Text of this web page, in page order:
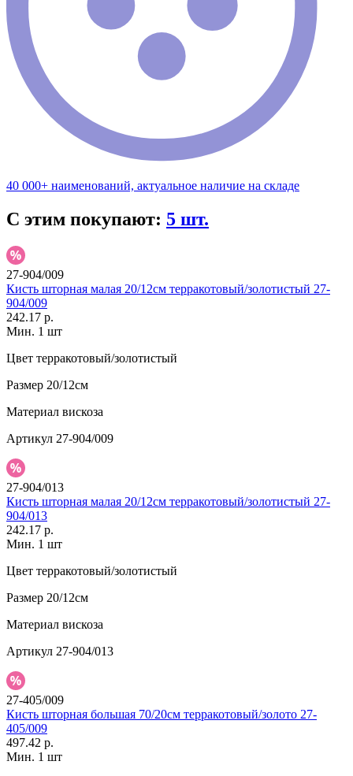
40 000+ наименований, актуальное наличие на складе
С этим покупают: 5 шт.
27-904/009
Кисть шторная малая 20/12см терракотовый/золотистый 27-
904/009
242.17 р.
Мин. 1 шт
Цвет терракотовый/золотистый
Размер 20/12см
Материал вискоза
Артикул 27-904/009
27-904/013
Кисть шторная малая 20/12см терракотовый/золотистый 27-
904/013
242.17 р.
Мин. 1 шт
Цвет терракотовый/золотистый
Размер 20/12см
Материал вискоза
Артикул 27-904/013
27-405/009
Кисть шторная большая 70/20см терракотовый/золото 27-
405/009
497.42 р.
Мин. 1 шт